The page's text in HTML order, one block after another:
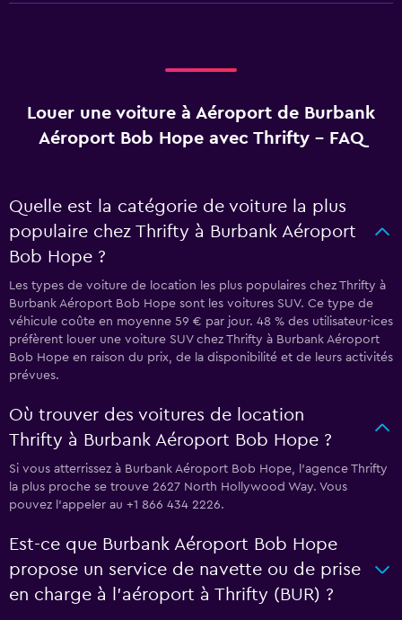
Louer une voiture à Aéroport de Burbank
Aéroport Bob Hope avec Thrifty - FAQ
Quelle est la catégorie de voiture la plus
populaire chez Thrifty à Burbank Aéroport
Bob Hope ?
Les types de voiture de location les plus populaires chez Thrifty à
Burbank Aéroport Bob Hope sont les voitures SUV. Ce type de
véhicule coûte en moyenne 59 € par jour. 48 % des utilisateur·ices
préfèrent louer une voiture SUV chez Thrifty à Burbank Aéroport
Bob Hope en raison du prix, de la disponibilité et de leurs activités
prévues.
Où trouver des voitures de location
Thrifty à Burbank Aéroport Bob Hope ?
Si vous atterrissez à Burbank Aéroport Bob Hope, l’agence Thrifty
la plus proche se trouve 2627 North Hollywood Way. Vous
pouvez l’appeler au +1 866 434 2226.
Est-ce que Burbank Aéroport Bob Hope
propose un service de navette ou de prise
en charge à l’aéroport à Thrifty (BUR) ?